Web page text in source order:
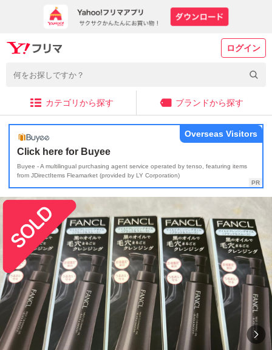
ログイン
カテゴリから探す ブランドから探す
Click here for Buyee
Buyee - A multilingual purchasing agent service operated by tenso, featuring items
from JDirectItems Fleamarket (provided by LY Corporation)
Overseas Visitors